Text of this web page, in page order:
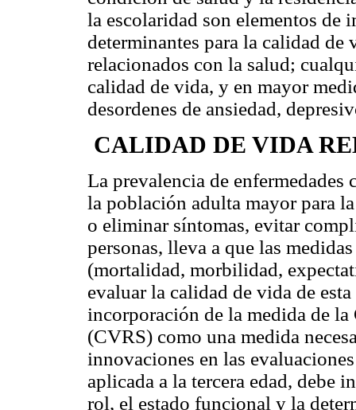
la escolaridad son elementos de
determinantes para la calidad
relacionados con la salud;
calidad de vida, y en mayor
desordenes de ansiedad,
CALIDAD DE VIDA
La prevalencia de enfermedades
la población adulta mayor para
o eliminar síntomas, evitar
personas, lleva a que las
(mortalidad, morbilidad,
evaluar la calidad de vida de
incorporación de la medida de
(CVRS) como una medida
innovaciones en las
aplicada a la tercera edad, debe
rol, el estado funcional y la